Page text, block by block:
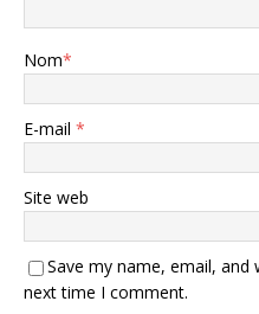
Nom*
E-mail *
Site web
Save my name, email,
next time I comment.